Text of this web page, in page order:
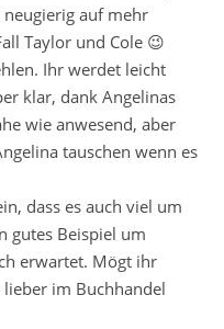
neugierig auf mehr
Taylor und Cole 😉
Ihr werdet leicht
klar, dank Angelinas
wie anwesend, aber
tauschen wenn es
dass es auch viel um
gutes Beispiel um
erwartet. Mögt ihr
lieber im Buchhandel